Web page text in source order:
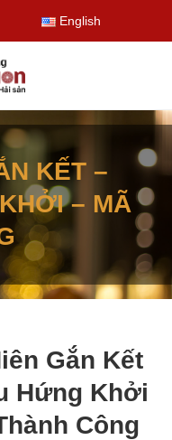
English
KẾT –
– MÃ
Gắn Kết
Hứng Khởi
Công